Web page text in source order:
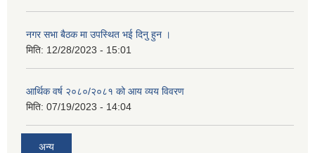
नगर सभा बैठक मा उपस्थित भई दिनु हुन ।
मिति: 12/28/2023 - 15:01
आर्थिक वर्ष २०८०/२०८१ को आय व्यय विवरण
मिति: 07/19/2023 - 14:04
अन्य